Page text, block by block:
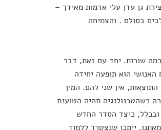
גן עדן עלי אדמות מאידך –
בסולם . והצמיחה
שורות. יחד עם זאת, דבר
הוא תופעה יחידה
אין שני להם. המין
כשהטכנולוגיה תהיה הטוענת
ובכלל, כיצד הסדר החדש
ייתכן שנצטרך ללמוד